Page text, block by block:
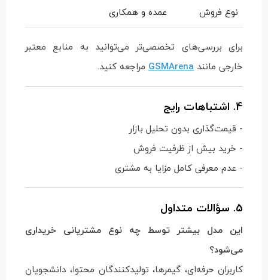
نوع فروش
عمده و همکاری
برای بررسی‌های تخصصی‌تر می‌توانید به منابع معتبر
خارجی مانند GSMArena مراجعه کنید.
4. اشتباهات رایج
- قیمت‌گذاری بدون تحلیل بازار
- خرید بیش از ظرفیت فروش
- عدم معرفی کامل مزایا به مشتری
5. سؤالات متداول
این مدل بیشتر توسط چه نوع مشتریانی خریداری
می‌شود؟
کاربران حرفه‌ای، گیمرها، تولیدکنندگان محتوا، دانشجویان